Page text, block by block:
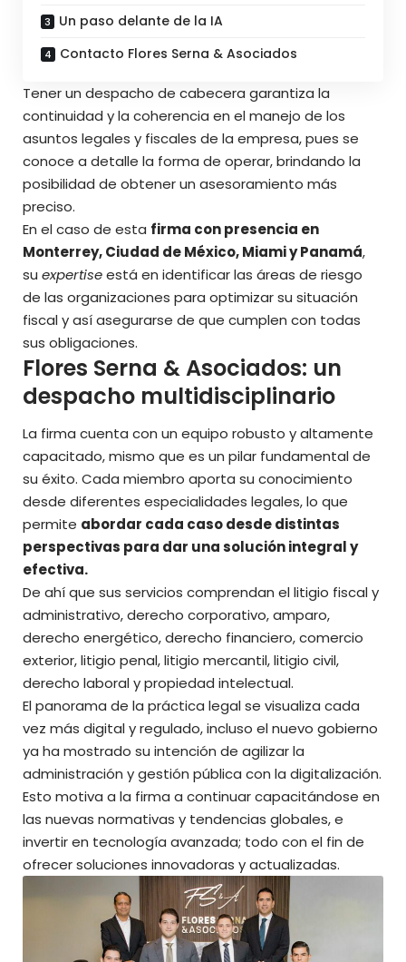
Un paso delante de la IA
Contacto Flores Serna & Asociados
Tener un despacho de cabecera garantiza la
continuidad y la coherencia en el manejo de los
asuntos legales y fiscales de la empresa, pues se
conoce a detalle la forma de operar, brindando la
posibilidad de obtener un asesoramiento más
preciso.
En el caso de esta firma con presencia en
Monterrey, Ciudad de México, Miami y Panamá,
su expertiseestá en identificar las áreas de riesgo
de las organizaciones para optimizar su situación
fiscal y así asegurarse de que cumplen con todas
sus obligaciones.
Flores Serna & Asociados: un
despacho multidisciplinario
La firma cuenta con un equipo robusto y altamente
capacitado, mismo que es un pilar fundamental de
su éxito. Cada miembro aporta su conocimiento
desde diferentes especialidades legales, lo que
permite abordar cada caso desde distintas
perspectivas para dar una solución integral y
efectiva.
De ahí que sus servicios comprendan el litigio fiscal y
administrativo, derecho corporativo, amparo,
derecho energético, derecho financiero, comercio
exterior, litigio penal, litigio mercantil, litigio civil,
derecho laboral y propiedad intelectual.
El panorama de la práctica legal se visualiza cada
vez más digital y regulado, incluso el nuevo gobierno
ya ha mostrado su intención de agilizar la
administración y gestión pública con la digitalización.
Esto motiva a la firma a continuar capacitándose en
las nuevas normativas y tendencias globales, e
invertir en tecnología avanzada; todo con el fin de
ofrecer soluciones innovadoras y actualizadas.